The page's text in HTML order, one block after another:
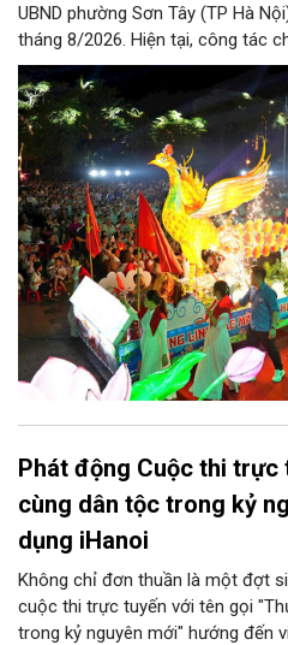
UBND phường Sơn Tây (TP Hà
tháng 8/2026. Hiện tại, công tác
chính quyền phường Sơn Tây
vị và 25 tổ dân phố khẩn trương
sẵn sàng mang đến cho Nhân
thu quy mô, đặc sắc và giàu bản
Phát động Cuộc thi trực
cùng dân tộc trong kỷ
dụng iHanoi
Không chỉ đơn thuần là một đợt
cuộc thi trực tuyến với tên gọi
trong kỷ nguyên mới" hướng đến